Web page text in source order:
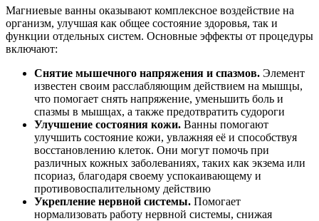
Магниевые ванны оказывают комплексное воздействие на
организм, улучшая как общее состояние здоровья, так и
функции отдельных систем. Основные эффекты от процедуры
включают:
Снятие мышечного напряжения и спазмов. Элемент
известен своим расслабляющим действием на мышцы,
что помогает снять напряжение, уменьшить боль и
спазмы в мышцах, а также предотвратить судороги
Улучшение состояния кожи. Ванны помогают
улучшить состояние кожи, увлажняя её и способствуя
восстановлению клеток. Они могут помочь при
различных кожных заболеваниях, таких как экзема или
псориаз, благодаря своему успокаивающему и
противовоспалительному действию
Укрепление нервной системы. Помогает
нормализовать работу нервной системы, снижая